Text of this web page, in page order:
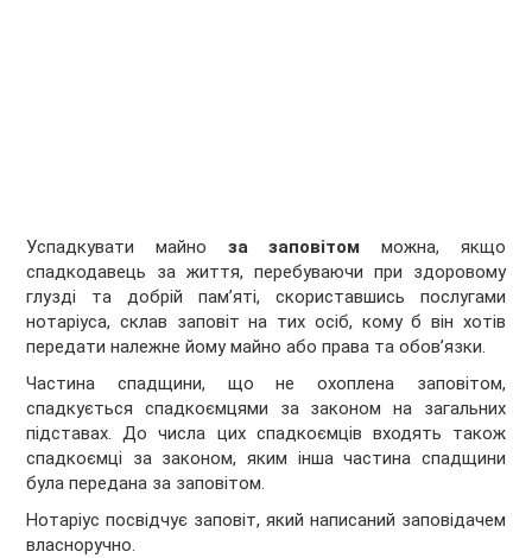
Успадкувати майно за заповітом можна, якщо
спадкодавець за життя, перебуваючи при здоровому
глузді та добрій пам’яті, скориставшись послугами
нотаріуса, склав заповіт на тих осіб, кому б він хотів
передати належне йому майно або права та обов’язки.
Частина спадщини, що не охоплена заповітом,
спадкується спадкоємцями за законом на загальних
підставах. До числа цих спадкоємців входять також
спадкоємці за законом, яким інша частина спадщини
була передана за заповітом.
Нотаріус посвідчує заповіт, який написаний заповідачем
власноручно.